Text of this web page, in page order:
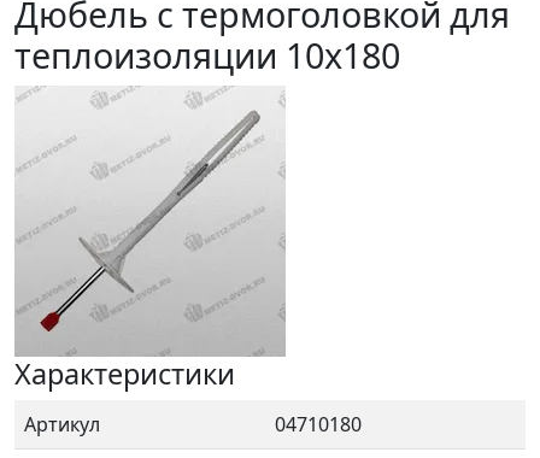
Дюбель с термоголовкой для
теплоизоляции 10x180
Характеристики
Артикул
04710180